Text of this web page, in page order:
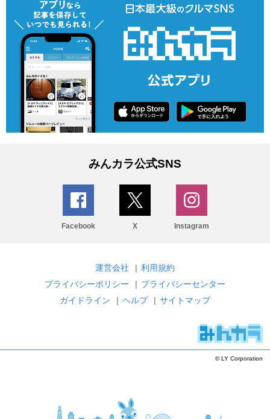
みんカラ公式SNS
Facebook X Instagram
運営会社 | 利用規約
プライバシーポリシー
| プライバシーセンター
ガイドライン
| ヘルプ | サイトマップ
© LY Corporation